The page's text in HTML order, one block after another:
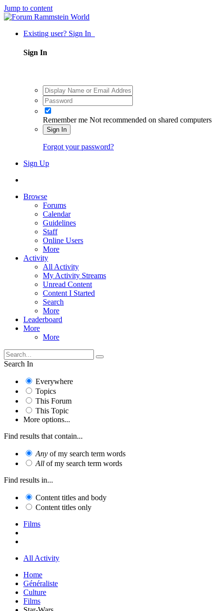
Jump to content
Existing user? Sign In
Sign In
Remember me Not recommended on shared computers
Sign In
Forgot your password?
Sign Up
Browse
Forums
Calendar
Guidelines
Staff
Online Users
More
Activity
All Activity
My Activity Streams
Unread Content
Content I Started
Search
More
Leaderboard
More
More
Search In
Everywhere
Topics
This Forum
This Topic
More options...
Find results that contain...
Any of my search term words
All of my search term words
Find results in...
Content titles and body
Content titles only
Films
All Activity
Home
Généraliste
Culture
Films